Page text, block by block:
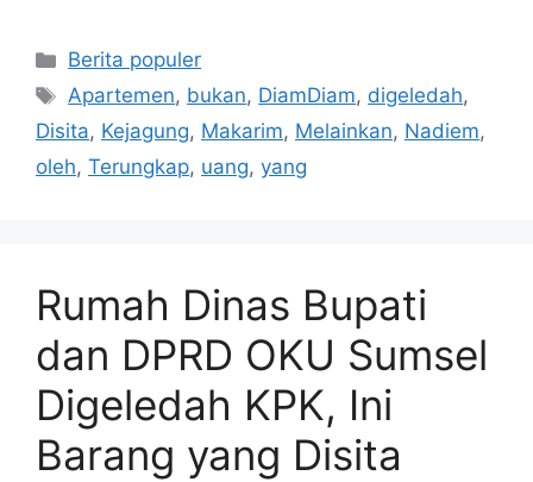
Kategori
Berita populer
Tag
Apartemen, bukan, DiamDiam, digeledah,
Disita, Kejagung, Makarim, Melainkan, Nadiem,
oleh, Terungkap, uang, yang
Rumah Dinas Bupati
dan DPRD OKU Sumsel
Digeledah KPK, Ini
Barang yang Disita